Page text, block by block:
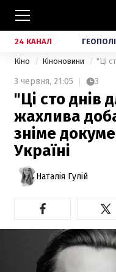
24 КАНАЛ
Кіно Кіноновини
3 червня, 21:05 3
"Ці сто днів
жахлива
зніме
Україні
Наталія Гулій